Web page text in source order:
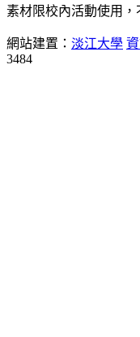
素材限校內活動使用，
網站建置： 淡江大學
3484